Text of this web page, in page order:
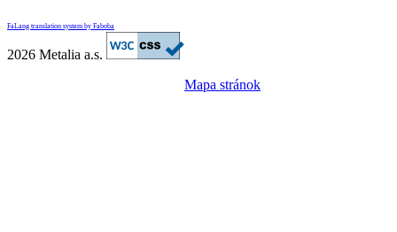
FaLang translation system by Faboba
2026 Metalia a.s.
Mapa stránok